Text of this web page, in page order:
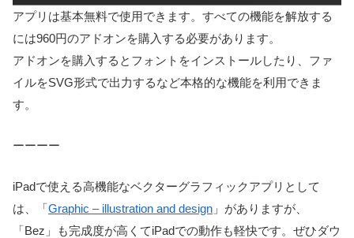
アプリは基本無料で使用できます。すべての機能を解放する
には960円のアドオンを購入する必要があります。
アドオンを購入するとフォントをインストールしたり、ファ
イルをSVG形式で出力するなど本格的な機能を利用できま
す。
ーーーー
iPadで使える高機能なベクターグラフィックアプリとして
は、「Graphic – illustration and design 」がありますが、
「Bez」も完成度が高くてiPadでの動作も軽快です。ぜひダウ